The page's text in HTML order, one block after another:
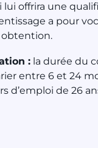
offrira une
a pour
obtention.
: la durée du
entre 6 et 24
d’emploi de 26